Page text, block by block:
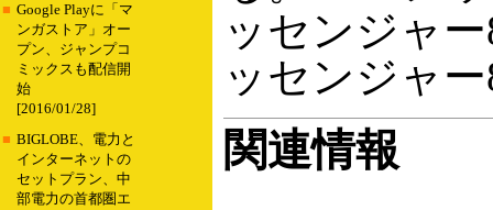
■ Google Playに「マ
ンガストア」オー
プン、ジャンプコ
ミックスも配信開
始
[2016/01/28]
■ BIGLOBE、電力と
インターネットの
セットプラン、中
部電力の首都圏エ
ッセンジャ
ッセンジャ
関連情報